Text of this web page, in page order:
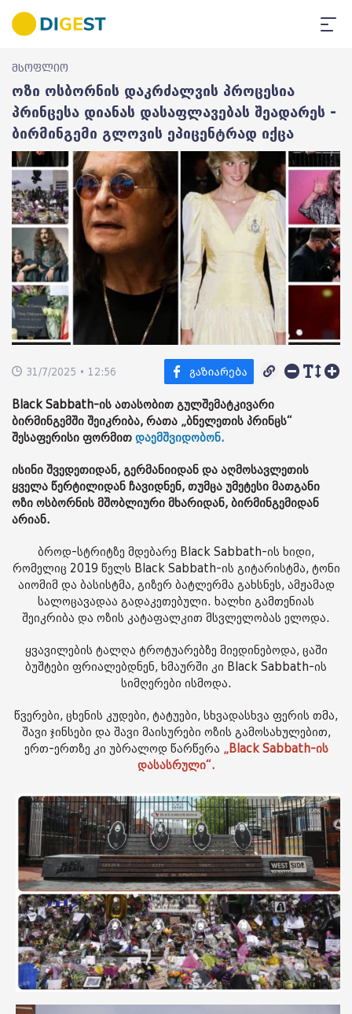
მსოფლიო
ოზი ოსბორნის დაკრძალვის პროცესია
პრინცესა დიანას დასაფლავებას შეადარეს -
ბირმინგემი გლოვის ეპიცენტრად იქცა
31/7/2025 • 12:56
Black Sabbath-ის ათასობით გულშემატკივარი
ბირმინგემში შეიკრიბა, რათა „ბნელეთის პრინცს“
შესაფერისი ფორმით დაემშვიდობონ.
ისინი შვედეთიდან, გერმანიიდან და აღმოსავლეთის
ყველა წერტილიდან ჩავიდნენ, თუმცა უმეტესი მათგანი
ოზი ოსბორნის მშობლიური მხარიდან, ბირმინგემიდან
არიან.
ბროდ-სტრიტზე მდებარე Black Sabbath-ის ხიდი,
რომელიც 2019 წელს Black Sabbath-ის გიტარისტმა, ტონი
აიომიმ და ბასისტმა, გიზერ ბატლერმა გახსნეს, ამჟამად
სალოცავადაა გადაკეთებული. ხალხი გამთენიას
შეიკრიბა და ოზის კატაფალკით მსვლელობას ელოდა.
ყვავილების ტალღა ტროტუარებზე მიედინებოდა, ცაში
ბუშტები ფრიალებდნენ, ხმაურში კი Black Sabbath-ის
სიმღერები ისმოდა.
წვერები, ცხენის კუდები, ტატუები, სხვადასხვა ფერის თმა,
შავი ჯინსები და შავი მაისურები ოზის გამოსახულებით,
ერთ-ერთზე კი უბრალოდ წარწერა „Black Sabbath-ის
დასასრული“.